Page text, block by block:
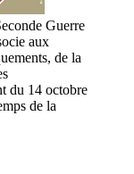
Guerre
aux
de la
du 14 octobre
de la